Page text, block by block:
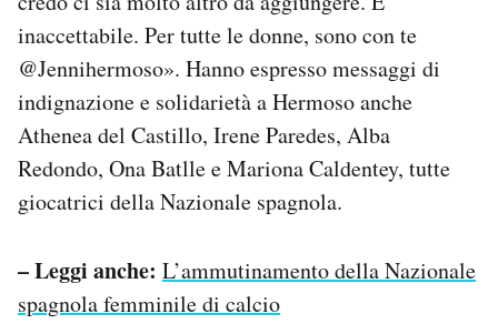
inaccettabile. Per tutte le donne, sono con te
@Jennihermoso». Hanno espresso messaggi di
indignazione e solidarietà a Hermoso anche
Athenea del Castillo, Irene Paredes, Alba
Redondo, Ona Batlle e Mariona Caldentey, tutte
giocatrici della Nazionale spagnola.
– Leggi anche: L’ammutinamento della Nazionale
spagnola femminile di calcio